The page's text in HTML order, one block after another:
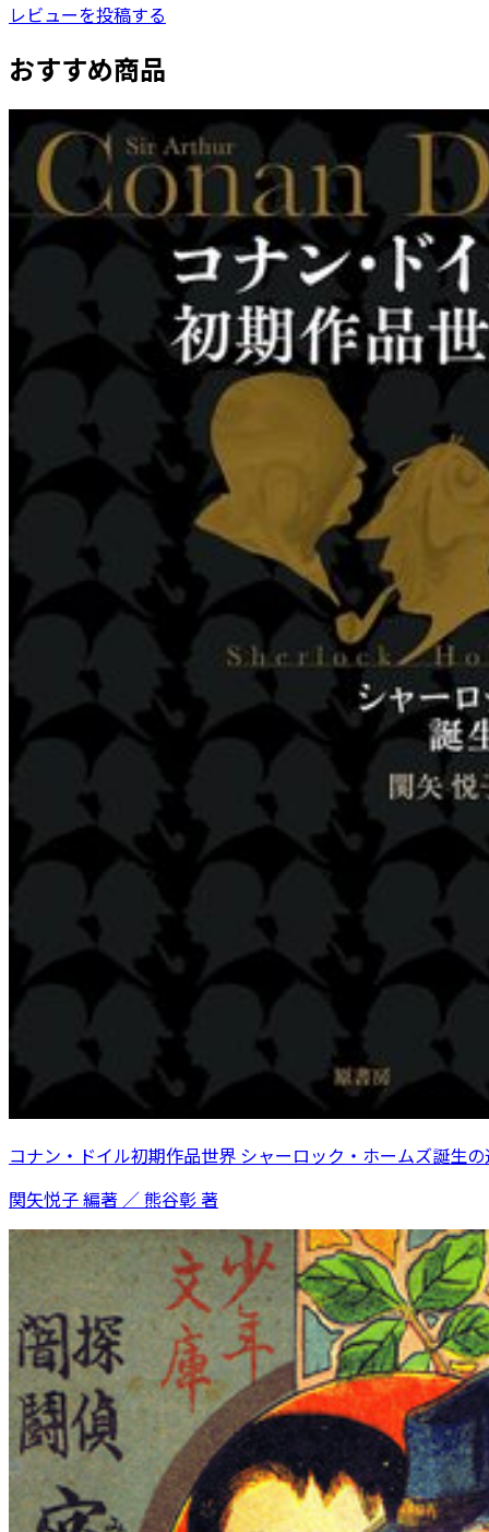
レビューを投稿する
おすすめ商品
コナン・ドイル初期作品世界 シャーロック・ホームズ誕生
関矢悦子 編著 ／ 熊谷彰 著